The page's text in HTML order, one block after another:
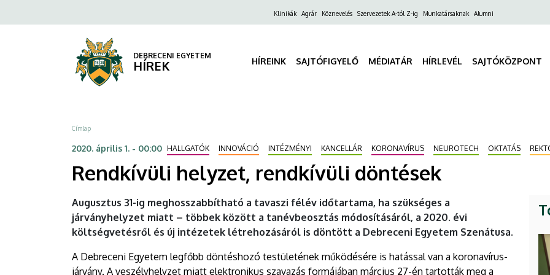
rendkívüli
döntések
DEBRECENI
EGYETEM
a
FelsőKlinikák Agrár Köznevelés Szervezetek A-tól Z-ig Munkatársaknak Alumni
DEBRECENI EGYETEM
HÍREK HÍREINK SAJTÓFIGYELŐ MÉDIATÁR HÍRLEVÉL SAJTÓKÖZPONT
Morzsa
Címlap
2020. április 1. - 00:00 HALLGATÓK INNOVÁCIÓ INTÉZMÉNYI KANCELLÁR KORONAVÍRUS NEUROTECH OKTATÁS
Rendkívüli helyzet, rendkívüli döntések
Augusztus 31-ig meghosszabbítható a tavaszi félév időtartama, ha szükséges a
járványhelyzet miatt – többek között a tanévbeosztás módosításáról, a 2020. évi
költségvetésről és új intézetek létrehozásáról is döntött a Debreceni Egyetem Szenátusa.
A Debreceni Egyetem legfőbb döntéshozó testületének működésére is hatással van a koronavírus-
járvány. A veszélyhelyzet miatt elektronikus szavazás formájában március 27-én tartották meg a